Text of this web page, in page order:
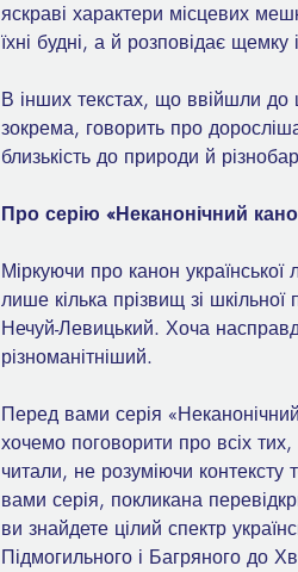
яскраві характери місцевих
їхні будні, а й розповідає
В інших текстах, що ввійшли до
зокрема, говорить про
близькість до природи й
Про серію «Неканонічний
Міркуючи про канон української
лише кілька прізвищ зі
Нечуй-Левицький. Хоча
різноманітніший.
Перед вами серія
хочемо поговорити про всіх
читали, не розуміючи контексту
вами серія, покликана
ви знайдете цілий спектр
Підмогильного і Багряного до